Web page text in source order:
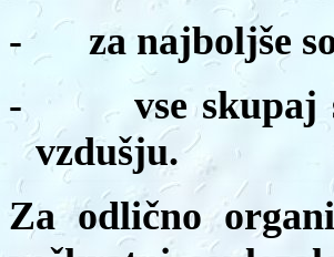
-
za najboljše
-
vse skupaj
vzdušju.
Za odlično